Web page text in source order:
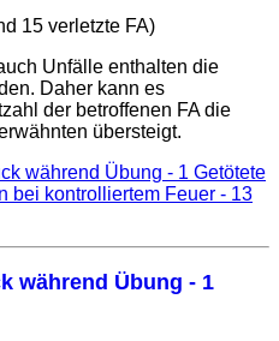
15 verletzte FA)
Unfälle enthalten die
Daher kann es
der betroffenen FAdie
übersteigt.
während Übung - 1 Getötete
bei kontrolliertem Feuer - 13
während Übung - 1